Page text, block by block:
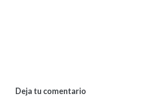
Deja tu comentario